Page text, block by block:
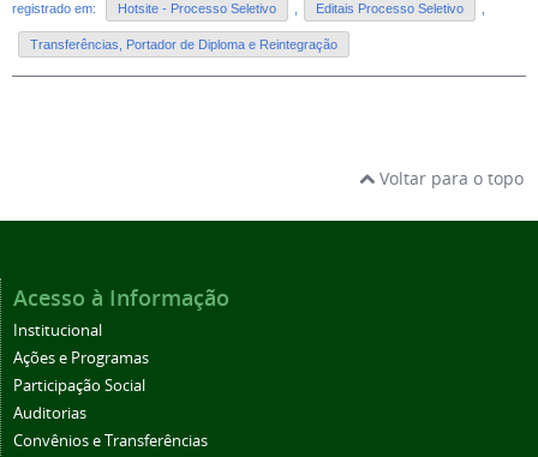
registrado em: Hotsite - Processo Seletivo Editais Processo Seletivo
Transferências, Portador de Diploma e Reintegração
Voltar para o topo
Acesso à Informação
Institucional
Ações e Programas
Participação Social
Auditorias
Convênios e Transferências